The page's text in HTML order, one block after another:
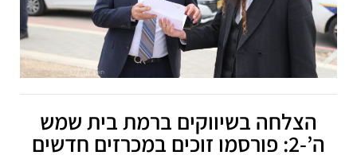
הצלחה בשיווקים ברמת בית שמש
ה’-2: פורסמו זוכים במכרזים חדשים